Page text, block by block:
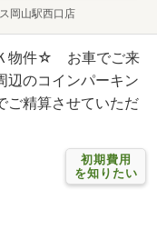
岡山駅西口店
物件☆ お車でご来
辺のコインパーキン
ご精算させていただ
初期費用
を知りたい